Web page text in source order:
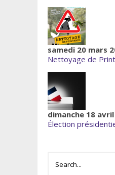
samedi 20 mars
Nettoyage de
dimanche 18
Élection